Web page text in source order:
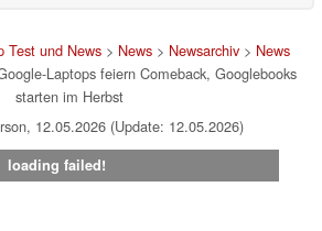
Test und News> News> Newsarchiv> News
Laptops feiern Comeback, Googlebooks
starten im Herbst
12.05.2026 (Update: 12.05.2026)
loading failed!